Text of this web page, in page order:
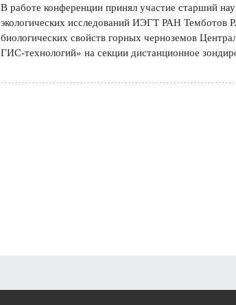
В работе конференции принял участие старший
экологических исследований ИЭГТ РАН Темботов
биологических свойств горных черноземов
ГИС-технологий» на секции дистанционное